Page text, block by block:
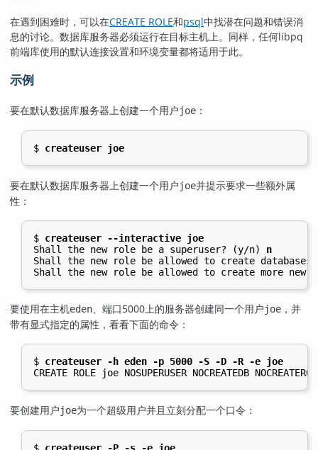
在遇到困难时，可以在CREATE ROLE和psql中找潜在问题和错误消
息的讨论。数据库服务器必须运行在目标主机上。同样，任何libpq
前端库使用的默认连接设置和环境变量都将适用于此。
示例
要在默认数据库服务器上创建一个用户joe ：
$ createuser joe
要在默认数据库服务器上创建一个用户joe并提示要求一些额外属
性：
$ createuser --interactive joe
Shall the new role be a superuser? (y/n) n
Shall the new role be allowed to create
Shall the new role be allowed to create more
要使用在主机eden、端口5000上的服务器创建同一个用户joe ，并
带有显式指定的属性，看看下面的命令：
$ createuser -h eden -p 5000 -S -D -R -e joe
CREATE ROLE joe NOSUPERUSER NOCREATEDB
要创建用户joe为一个超级用户并且立刻分配一个口令：
$ createuser -P -s -e joe